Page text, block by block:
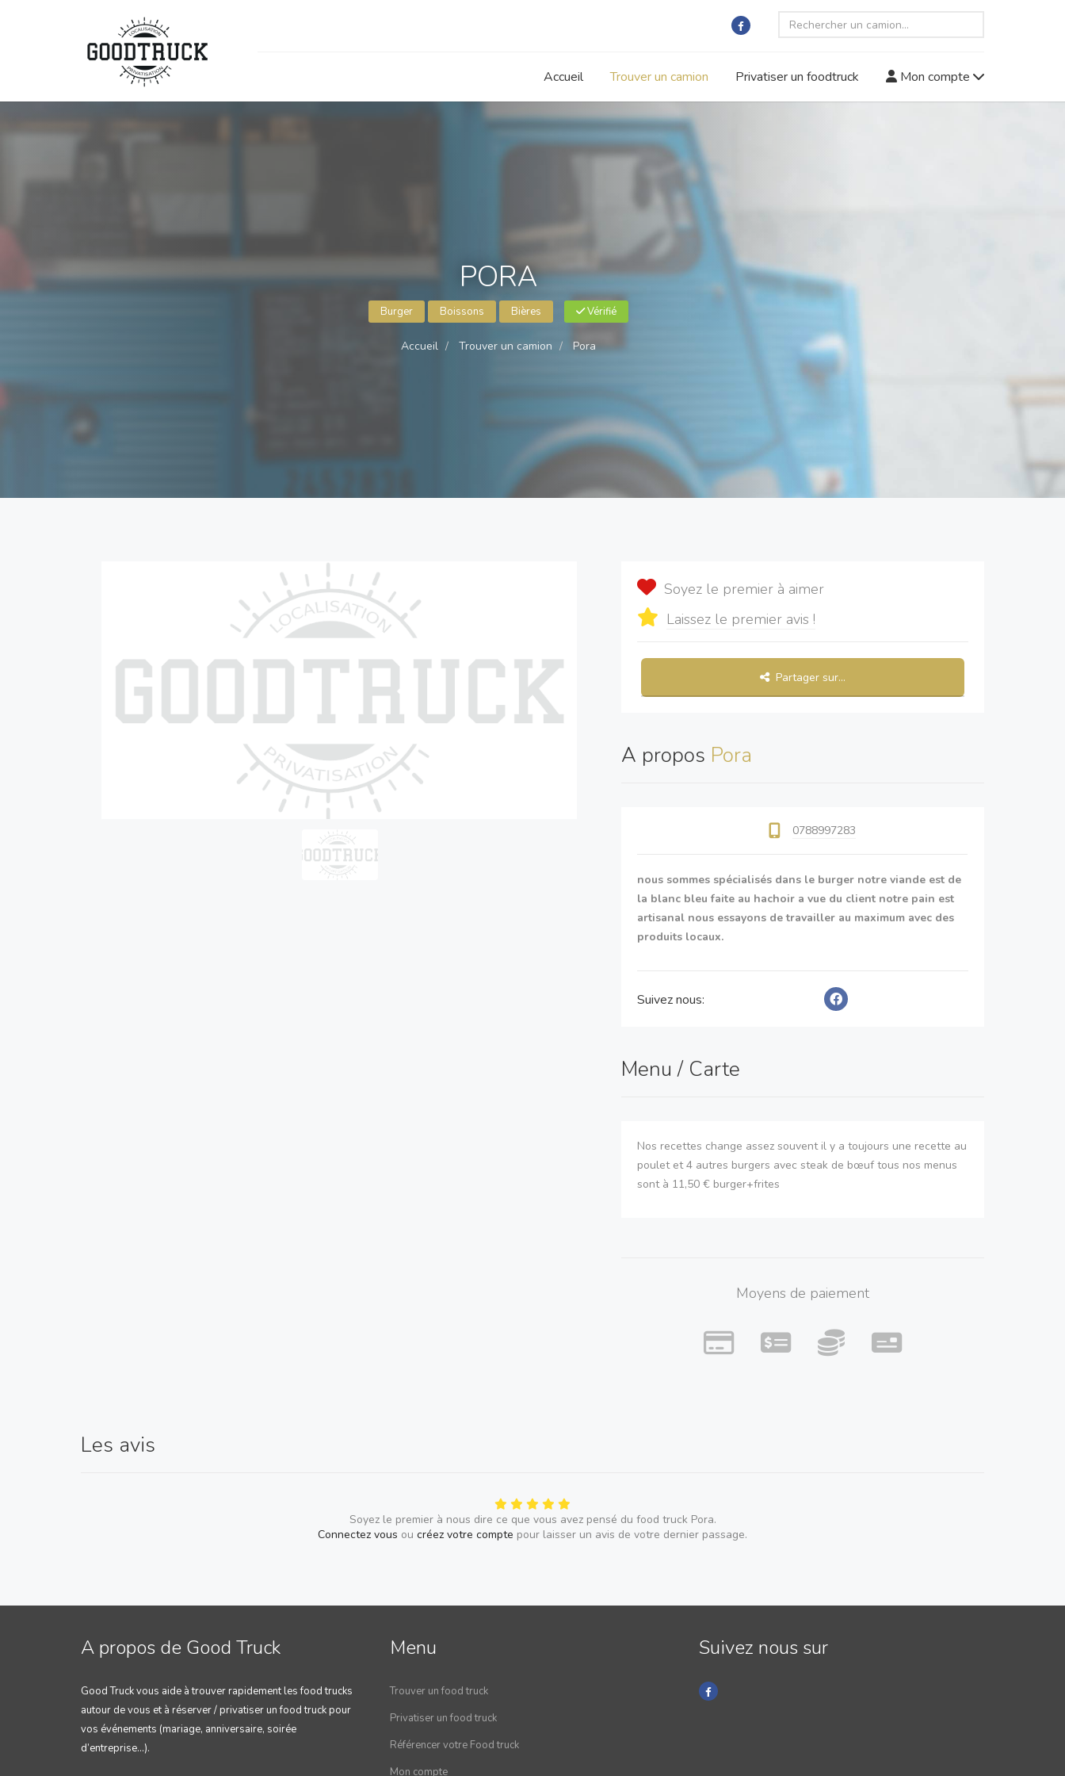
Accueil Trouver un camion Privatiser un foodtruck Mon compte
PORA
Burger Boissons Bières Vérifié
Accueil Trouver un camion Pora
Soyez le premier à aimer
Laissez le premier avis !
Partager sur...
A propos Pora
0788997283
nous sommes spécialisés dans le burger notre viande est de
la blanc bleu faite au hachoir a vue du client notre pain est
artisanal nous essayons de travailler au maximum avec des
produits locaux.
Suivez nous:
Menu / Carte
Nos recettes change assez souvent il y a toujours une recette au
poulet et 4 autres burgers avec steak de bœuf tous nos menus
sont à 11,50 € burger+frites
Moyens de paiement
Les avis
Soyez le premier à nous dire ce que vous avez pensé du food truck Pora.
Connectez vous ou créez votre compte pour laisser un avis de votre dernier passage.
A propos de Good Truck
Good Truck vous aide à trouver rapidement les food trucks
autour de vous et à réserver / privatiser un food truck pour
vos événements (mariage, anniversaire, soirée
d’entreprise…).
Menu
Trouver un food truck
Privatiser un food truck
Référencer votre Food truck
Mon compte
Suivez nous sur